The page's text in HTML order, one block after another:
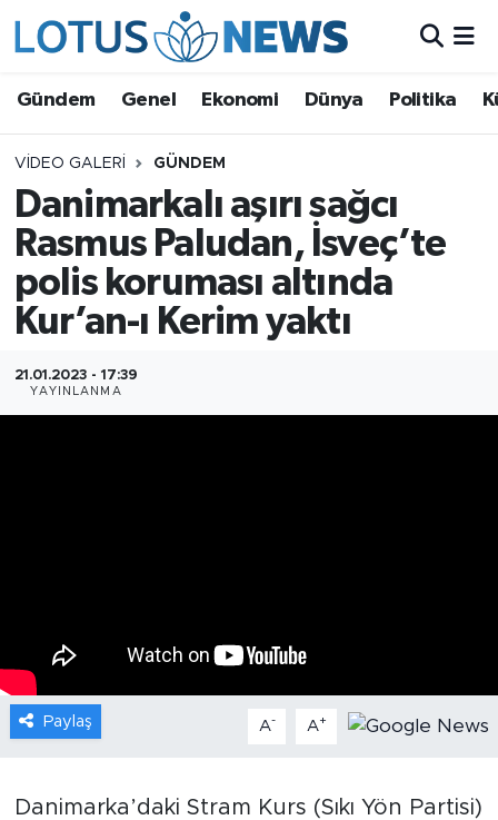
Gündem Genel Ekonomi Dünya Politika
VIDEO GALERI GÜNDEM
Danimarkalı aşırı sağcı
Rasmus Paludan, İsveç’te
polis koruması altında
Kur’an-ı Kerim yaktı
21.01.2023 - 17:39
YAYINLANMA
Paylaş A- A+
Danimarka’daki Stram Kurs (Sıkı Yön Partisi)
Ekonomi
Dünya
Politika
Kültür - Sanat ve Tarih
Yaşam
Sağlık
Foto Haber